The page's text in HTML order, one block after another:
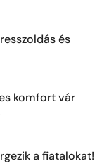
és
komfort vár
a fiatalokat!